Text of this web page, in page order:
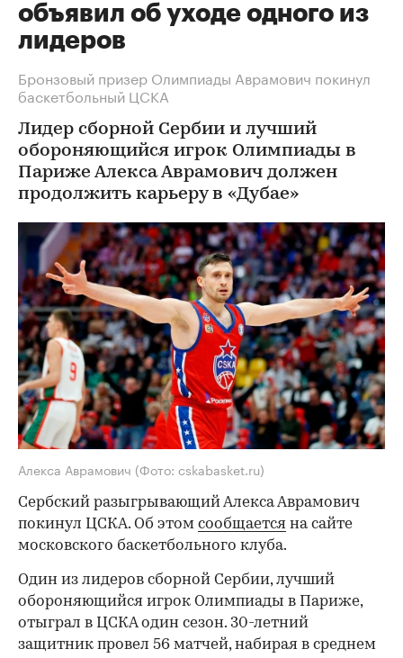
объявил об уходе одного из
лидеров
Бронзовый призер Олимпиады Аврамович покинул
баскетбольный ЦСКА
Лидер сборной Сербии и лучший
обороняющийся игрок Олимпиады в
Париже Алекса Аврамович должен
продолжить карьеру в «Дубае»
Алекса Аврамович (Фото: cskabasket.ru)
Сербский разыгрывающий Алекса Аврамович
покинул ЦСКА. Об этом сообщается на сайте
московского баскетбольного клуба.
Один из лидеров сборной Сербии, лучший
обороняющийся игрок Олимпиады в Париже,
отыграл в ЦСКА один сезон. 30-летний
защитник провел 56 матчей, набирая в среднем